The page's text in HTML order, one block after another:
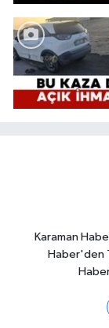
Karaman
Haber'den